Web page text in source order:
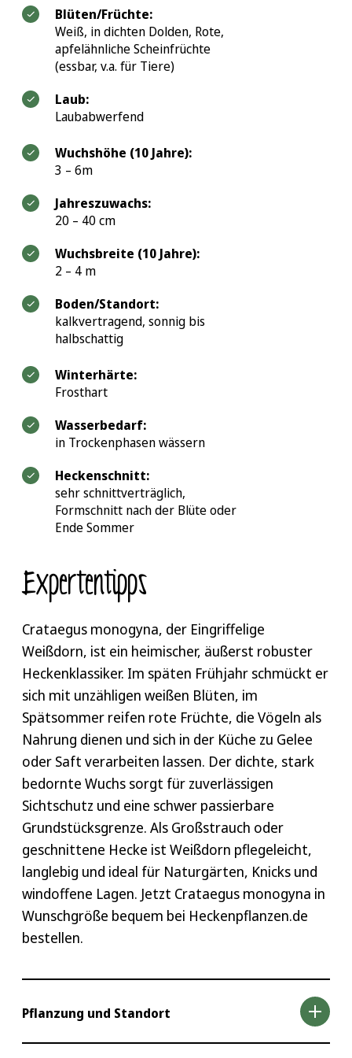
Blüten/Früchte:
Weiß, in dichten Dolden, Rote,
apfelähnliche Scheinfrüchte
(essbar, v.a. für Tiere)
Laub:
Laubabwerfend
Wuchshöhe (10 Jahre):
3 – 6m
Jahreszuwachs:
20 – 40 cm
Wuchsbreite (10 Jahre):
2 – 4 m
Boden/Standort:
kalkvertragend, sonnig bis
halbschattig
Winterhärte:
Frosthart
Wasserbedarf:
in Trockenphasen wässern
Heckenschnitt:
sehr schnittverträglich,
Formschnitt nach der Blüte oder
Ende Sommer
Expertentipps
Crataegus monogyna, der Eingriffelige
Weißdorn, ist ein heimischer, äußerst robuster
Heckenklassiker. Im späten Frühjahr schmückt er
sich mit unzähligen weißen Blüten, im
Spätsommer reifen rote Früchte, die Vögeln als
Nahrung dienen und sich in der Küche zu Gelee
oder Saft verarbeiten lassen. Der dichte, stark
bedornte Wuchs sorgt für zuverlässigen
Sichtschutz und eine schwer passierbare
Grundstücksgrenze. Als Großstrauch oder
geschnittene Hecke ist Weißdorn pflegeleicht,
langlebig und ideal für Naturgärten, Knicks und
windoffene Lagen. Jetzt Crataegus monogyna in
Wunschgröße bequem bei Heckenpflanzen.de
bestellen.
Pflanzung und Standort